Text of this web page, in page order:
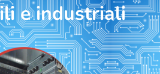
e industriali